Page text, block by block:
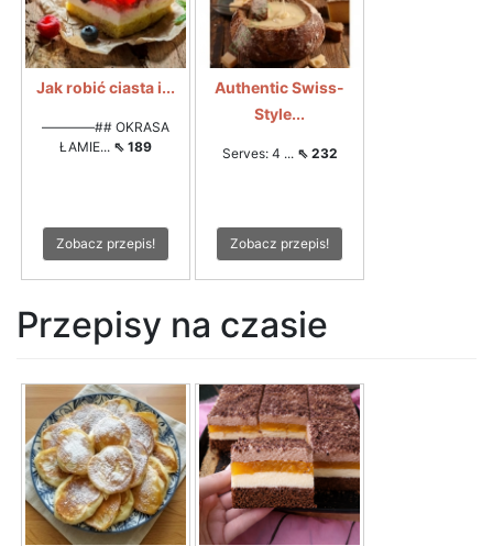
Jak robić ciasta i...
————## OKRASA
ŁAMIE... ⇖ 189
Zobacz przepis!
Authentic Swiss-
Style...
Serves: 4 ... ⇖ 232
Zobacz przepis!
Przepisy na czasie